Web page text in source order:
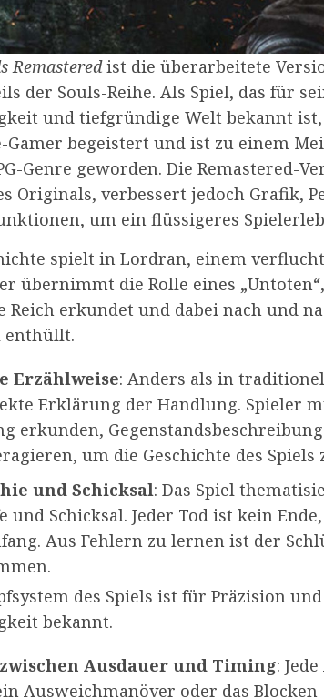
Remasteredist die überarbeitete
der Souls-Reihe. Als Spiel, das für
und tiefgründige Welt bekannt
Gamer begeistert und ist zu einem
Genre geworden. Die Remastered-
Originals, verbessert jedoch Grafik,
um ein flüssigeres
spielt in Lordran, einem
übernimmt die Rolle eines
Reich erkundet und dabei nach und
enthüllt.
Erzählweise: Anders als in
Erklärung der Handlung. Spieler
erkunden,
um die Geschichte des Spiels
und Schicksal: Das Spiel
und Schicksal. Jeder Tod ist kein
Aus Fehlern zu lernen ist der
des Spiels ist für Präzision
bekannt.
Ausdauer und Timing:
Ausweichmanöver oder das Blocken